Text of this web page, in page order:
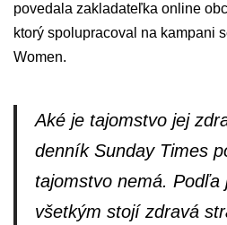
povedala zakladateľka online
ktorý spolupracoval na kampani
Women.
Aké je tajomstvo jej
denník Sunday Times
tajomstvo nemá. Podľa
všetkým stojí zdravá